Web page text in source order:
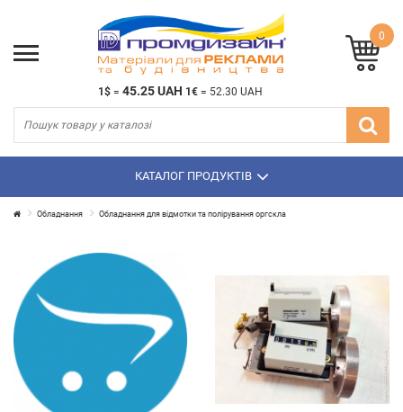
1$ = 45.25 UAH 1€ = 52.30 UAH
0
КАТАЛОГ ПРОДУКТІВ
Обладнання Обладнання для відмотки та полірування оргскла